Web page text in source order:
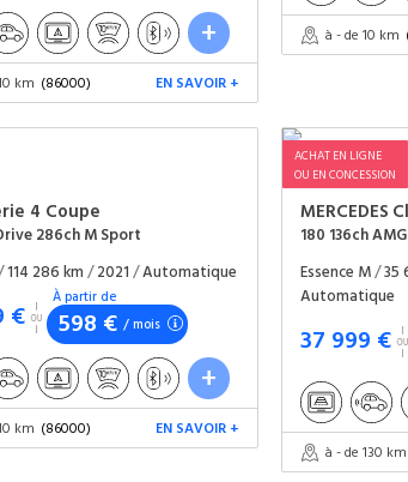
km (86000) EN SAVOIR +
à - de 10 km
4 Coupe
286ch M Sport
114 286 km/2021/Automatique
€
À partir de
598 € / mois
km (86000) EN SAVOIR +
ACHAT EN LIGNE
OU EN CONCESSION
MERCEDES
180 136ch
Essence M/35
Automatique
37 999 €
à - de 130 km